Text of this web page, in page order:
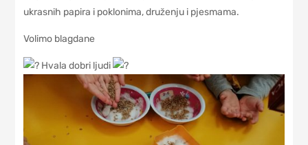
ukrasnih papira i poklonima, druženju i pjesmama.
Volimo blagdane
Hvala dobri ljudi